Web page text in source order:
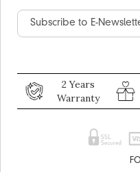
2 Years
Warranty